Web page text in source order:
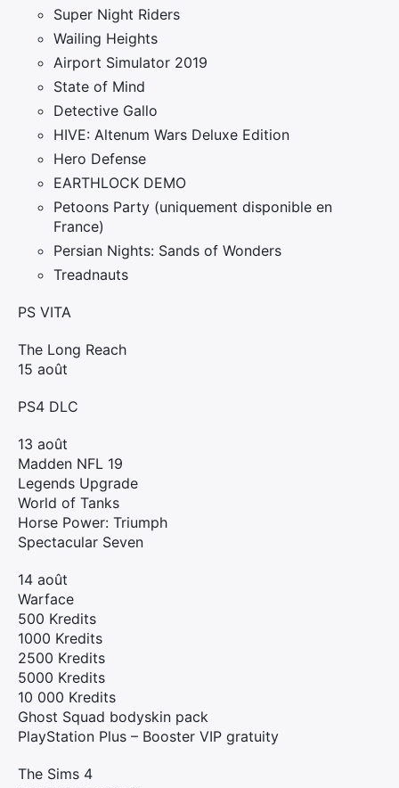
Super Night Riders
Wailing Heights
Airport Simulator 2019
State of Mind
Detective Gallo
HIVE: Altenum Wars Deluxe Edition
Hero Defense
EARTHLOCK DEMO
Petoons Party (uniquement disponible en
France)
Persian Nights: Sands of Wonders
Treadnauts
PS VITA
The Long Reach
15 août
PS4 DLC
13 août
Madden NFL 19
Legends Upgrade
World of Tanks
Horse Power: Triumph
Spectacular Seven
14 août
Warface
500 Kredits
1000 Kredits
2500 Kredits
5000 Kredits
10 000 Kredits
Ghost Squad bodyskin pack
PlayStation Plus – Booster VIP gratuity
The Sims 4
Rechercher